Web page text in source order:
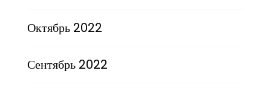
Октябрь 2022
Сентябрь 2022